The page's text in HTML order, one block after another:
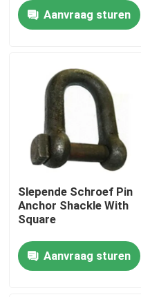
Producten
Ongeveer ons
Fabrieksreis
Kwaliteitscontrole
Nieuws
Aanvraag sturen
Slepende Schroef Pin
Anchor Shackle With
Square
Aanvraag sturen